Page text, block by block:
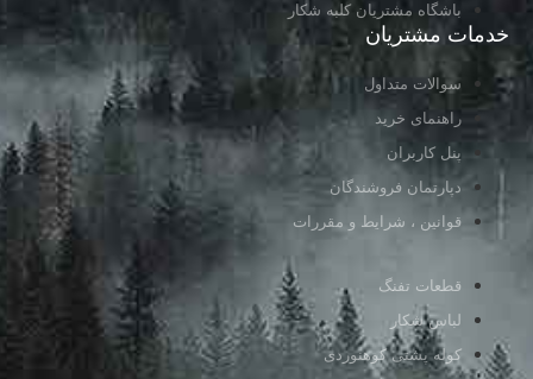
باشگاه مشتریان کلبه شکار
خدمات مشتریان
سوالات متداول
راهنمای خرید
پنل کاربران
دپارتمان فروشندگان
قوانین ، شرایط و مقررات
قطعات تفنگ
لباس شکار
کوله پشتی کوهنوردی